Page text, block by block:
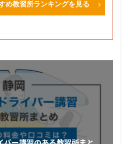
め教習所ランキングを見る